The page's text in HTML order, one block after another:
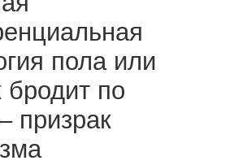
пола или
бродит по
призрак